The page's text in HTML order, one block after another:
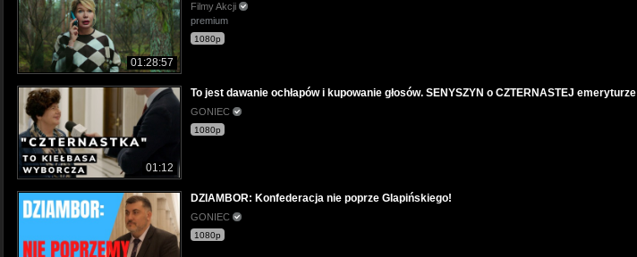
01:28:57
Filmy Akcji
premium
1080p
01:12
To jest dawanie ochłapów i kupowanie głosów. SENYSZYN o CZTERNASTEJ emeryturze
GONIEC
1080p
DZIAMBOR: Konfederacja nie poprze Glapińskiego!
GONIEC
1080p